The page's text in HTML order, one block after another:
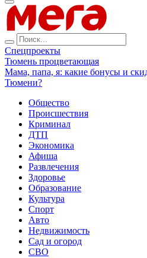
Спецпроекты
Тюмень процветающая
Мама, папа, я: какие бонусы и
Тюмени?
Общество
Происшествия
Криминал
ДТП
Экономика
Афиша
Развлечения
Здоровье
Образование
Культура
Спорт
Авто
Недвижимость
Сад и огород
СВО